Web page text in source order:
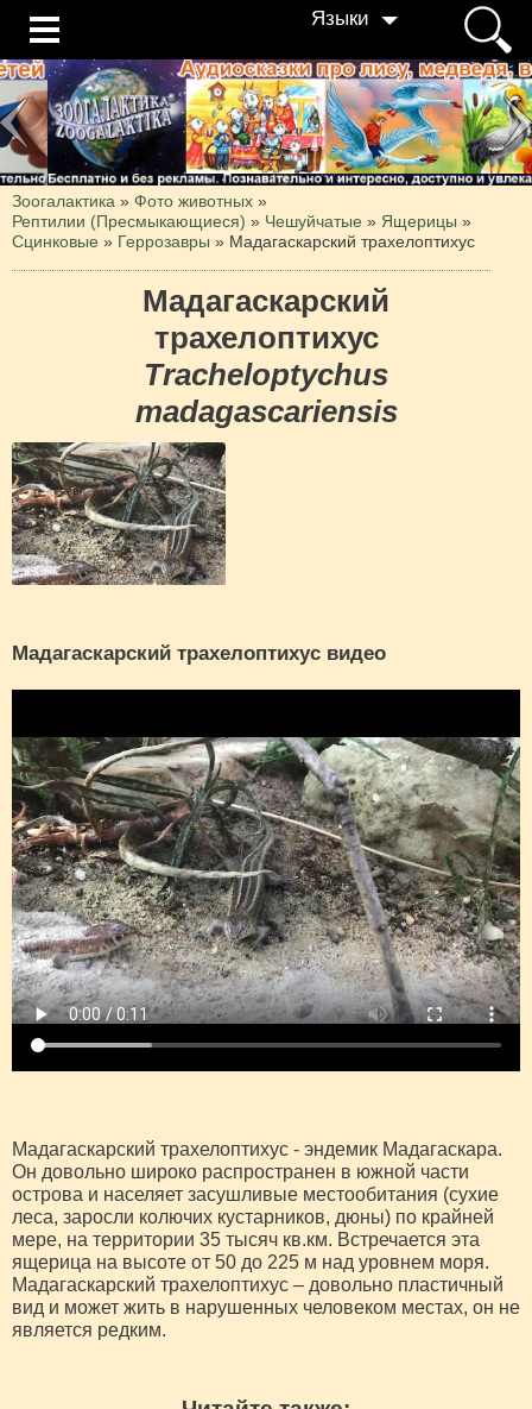
Языки
Зоогалактика » Фото животных »
Рептилии (Пресмыкающиеся) » Чешуйчатые » Ящерицы »
Сцинковые » Геррозавры » Мадагаскарский трахелоптихус
Мадагаскарский
трахелоптихус
Tracheloptychus
madagascariensis
Мадагаскарский трахелоптихус видео
Мадагаскарский трахелоптихус - эндемик Мадагаскара.
Он довольно широко распространен в южной части
острова и населяет засушливые местообитания (сухие
леса, заросли колючих кустарников, дюны) по крайней
мере, на территории 35 тысяч кв.км. Встречается эта
ящерица на высоте от 50 до 225 м над уровнем моря.
Мадагаскарский трахелоптихус – довольно пластичный
вид и может жить в нарушенных человеком местах, он не
является редким.